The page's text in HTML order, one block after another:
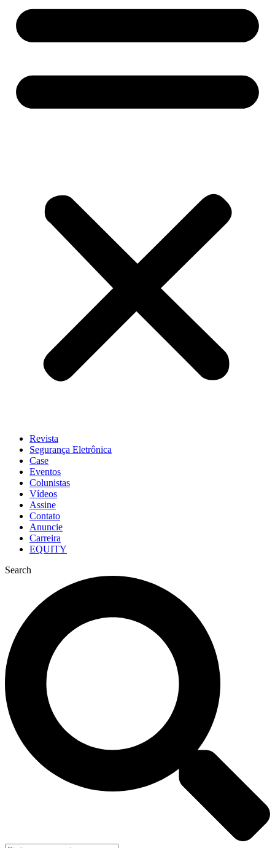
Revista
Segurança Eletrônica
Case
Eventos
Colunistas
Vídeos
Assine
Contato
Anuncie
Carreira
EQUITY
Search